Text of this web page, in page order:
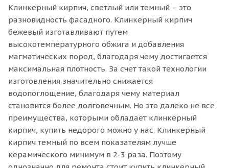
Клинкерный кирпич, светлый или темный – это
разновидность фасадного. Клинкерный кирпич
бежевый изготавливают путем
высокотемпературного обжига и добавления
магматических пород, благодаря чему достигается
максимальная плотность. За счет такой технологии
изготовления значительно снижается
водопоглощение, благодаря чему материал
становится более долговечным. Но это далеко не все
преимущества, которыми обладает клинкерный
кирпич, купить недорого можно у нас. Клинкерный
кирпич темный по всем показателям лучше
керамического минимум в 2-3 раза. Поэтому